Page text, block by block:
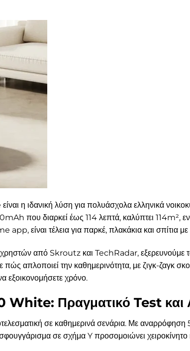
η ιδανική λύση για πολυάσχολα ελληνικά
που διαρκεί έως 114 λεπτά, καλύπτει 114m²,
είναι τέλεια για παρκέ, πλακάκια και σπίτια με
χρηστών από Skroutz και TechRadar, εξερευνούμε
πώς απλοποιεί την καθημερινότητα, με ζιγκ-ζαγκ
εξοικονομήσετε χρόνο.
Πραγματικό Test και
σε καθημερινά σενάρια. Με
σε σχήμα Y προσομοιώνει